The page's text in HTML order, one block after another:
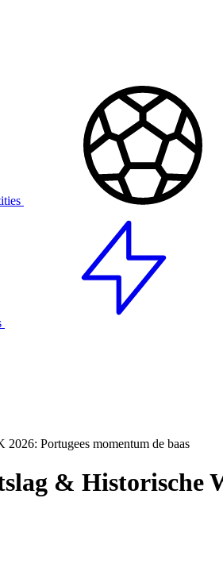
Portugees momentum de baas
& Historische